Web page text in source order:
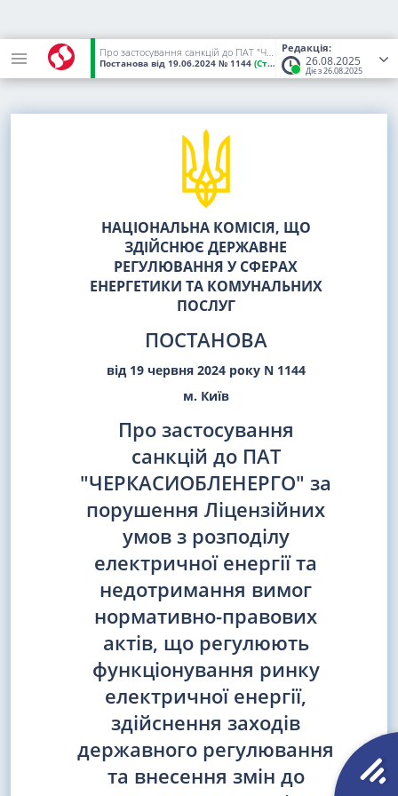
Редакція:
26.08.2025
Діє з 26.08.2025
Про застосування санкцій до ПАТ "ЧЕРКАСИОБЛЕНЕРГО" за порушення Ліцензійних умов з розподілу електричної енергії та недотримання вимог нормативно-правових актів, що регулюють функціонування ринку електричної енергії, здійснення заходів державного регулювання та внесення змін до постанови НКРЕКП від 05 липня 2023 року N 1230
Постанова від 19.06.2024 № 1144 (Статус: Чинний)
НАЦІОНАЛЬНА КОМІСІЯ, ЩО
ЗДІЙСНЮЄ ДЕРЖАВНЕ
РЕГУЛЮВАННЯ У СФЕРАХ
ЕНЕРГЕТИКИ ТА КОМУНАЛЬНИХ
ПОСЛУГ
ПОСТАНОВА
від 19 червня 2024 року N 1144
м. Київ
Про застосування
санкцій до ПАТ
"ЧЕРКАСИОБЛЕНЕРГО" за
порушення Ліцензійних
умов з розподілу
електричної енергії та
недотримання вимог
нормативно-правових
актів, що регулюють
функціонування ринку
електричної енергії,
здійснення заходів
державного регулювання
та внесення змін до